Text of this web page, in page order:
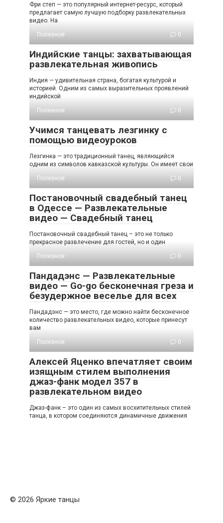
Фри степ — это популярный интернет-ресурс, который
предлагает самую лучшую подборку развлекательных
видео. На
Полезное
0
Индийские танцы: захватывающая
развлекательная живопись
Индия — удивительная страна, богатая культурой и
историей. Одним из самых выразительных проявлений
индийской
Полезное
0
Учимся танцевать лезгинку с
помощью видеоуроков
Лезгинка — это традиционный танец, являющийся
одним из символов кавказской культуры. Он имеет свои
Полезное
0
Постановочный свадебный танец
в Одессе — Развлекательные
видео — Свадебный танец
Постановочный свадебный танец – это не только
прекрасное развлечение для гостей, но и один
Полезное
0
Пандадэнс — Развлекательные
видео — Go-go бесконечная греза и
безудержное веселье для всех
Пандадэнс — это место, где можно найти бесконечное
количество развлекательных видео, которые принесут
вам
Полезное
0
Алексей Яценко впечатляет своим
изящным стилем выполнения
джаз-фанк модел 357 в
развлекательном видео
Джаз-фанк – это один из самых восхитительных стилей
танца, в котором соединяются динамичные движения
© 2026 Яркие танцы